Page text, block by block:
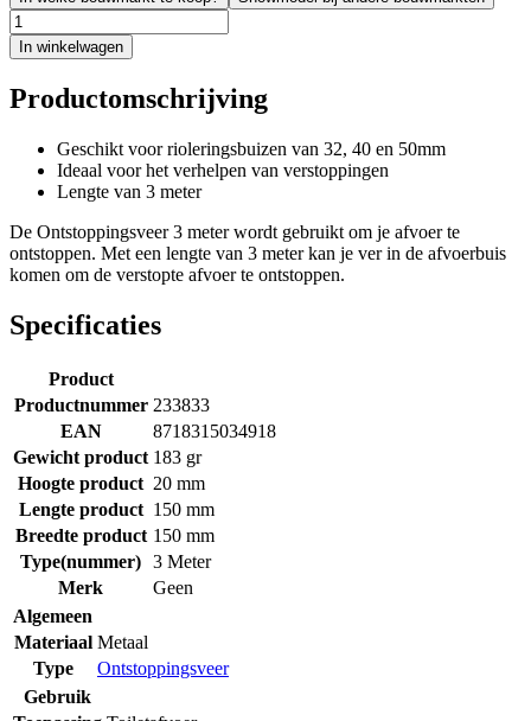
In winkelwagen
Productomschrijving
Geschikt voor rioleringsbuizen van 32, 40 en 50mm
Ideaal voor het verhelpen van verstoppingen
Lengte van 3 meter
De Ontstoppingsveer 3 meter wordt gebruikt om je afvoer te
ontstoppen. Met een lengte van 3 meter kan je ver in de afvoerbuis
komen om de verstopte afvoer te ontstoppen.
Specificaties
Product
Productnummer 233833
EAN
8718315034918
Gewicht product 183 gr
Hoogte product 20 mm
Lengte product 150 mm
Breedte product 150 mm
Type(nummer) 3 Meter
Merk
Geen
Algemeen
Materiaal Metaal
Type
Ontstoppingsveer
Gebruik